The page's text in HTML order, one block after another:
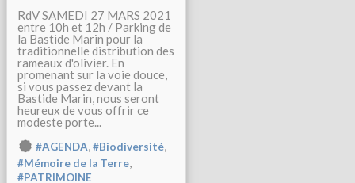
RdV SAMEDI 27 MARS 2021
entre 10h et 12h / Parking de
la Bastide Marin pour la
traditionnelle distribution des
rameaux d'olivier. En
promenant sur la voie douce,
si vous passez devant la
Bastide Marin, nous seront
heureux de vous offrir ce
modeste porte...
#AGENDA,#Biodiversité,
#Mémoire de la Terre,
#PATRIMOINE